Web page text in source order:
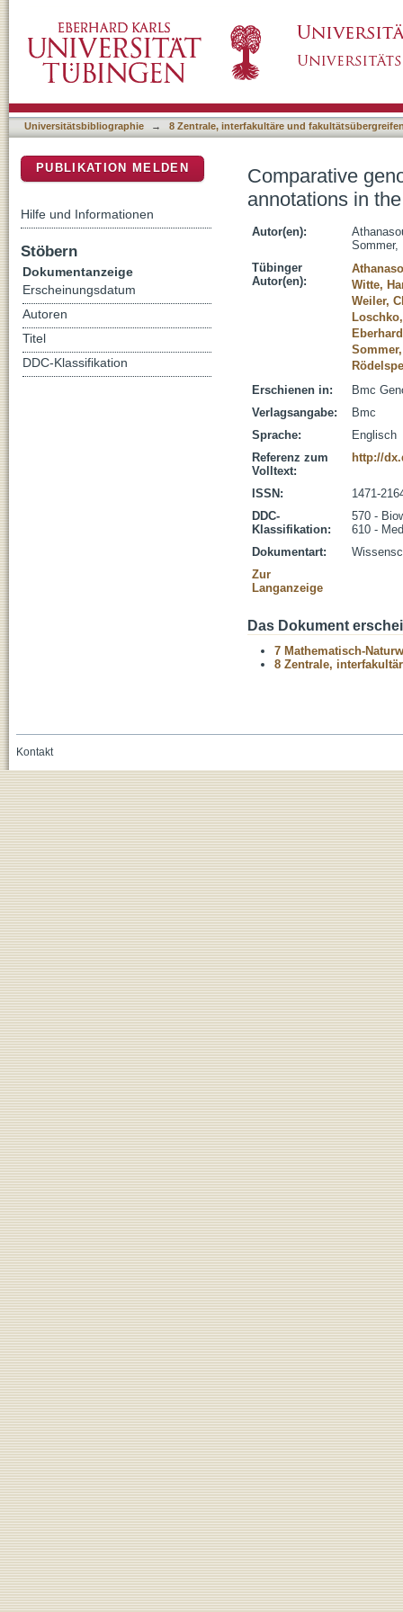
Pristionchus pacificus
Universitätsbibliographie → 8 Zentrale, interfakultäre und
Comparative
annotations in
Autor(en):
Sommer,
Tübinger
Autor(en):
Witte,
Weiler,
Erschienen in:
Bmc
Verlagsangabe:
Bmc
Sprache:
Englisch
Referenz zum
Volltext:
http://
ISSN:
1471-
DDC-
Klassifikation:
570 -
610 -
Dokumentart:
Zur
Langanzeige
Das Dokument
7 Mathematisch-
8 Zentrale,
PUBLIKATION MELDEN
Hilfe und Informationen
Stöbern
Dokumentanzeige
Erscheinungsdatum
Autoren
Titel
DDC-Klassifikation
Kontakt